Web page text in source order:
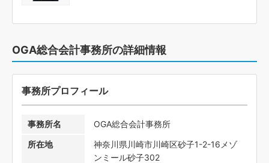
OGA総合会計事務所の詳細情報
事務所プロフィール
事務所名
OGA総合会計事務所
所在地
神奈川県川崎市川崎区砂子1-2-16メゾ
ンミール砂子302